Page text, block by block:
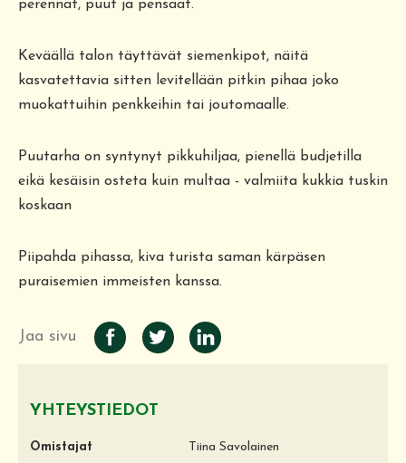
perennat, puut ja pensaat.
Keväällä talon täyttävät siemenkipot, näitä
kasvatettavia sitten levitellään pitkin pihaa joko
muokattuihin penkkeihin tai joutomaalle.
Puutarha on syntynyt pikkuhiljaa, pienellä budjetilla
eikä kesäisin osteta kuin multaa - valmiita kukkia tuskin
koskaan
Piipahda pihassa, kiva turista saman kärpäsen
puraisemien immeisten kanssa.
Jaa sivu
YHTEYSTIEDOT
Omistajat
Tiina Savolainen